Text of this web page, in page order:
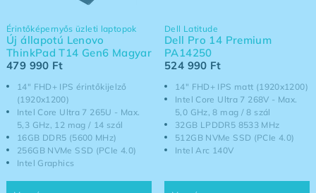
14" FHD+ IPS érintőkijelző
(1920x1200)
Intel Core Ultra 7 265U - Max.
5,3 GHz, 12 mag / 14 szál
16GB DDR5 (5600 MHz)
256GB NVMe SSD (PCIe 4.0)
Intel Graphics
Érintőképernyős üzleti laptopok
Új állapotú Lenovo
ThinkPad T14 Gen6 Magyar
479 990 Ft
14" FHD+ IPS matt (1920x1200)
Intel Core Ultra 7 268V - Max.
5,0 GHz, 8 mag / 8 szál
32GB LPDDR5 8533 MHz
512GB NVMe SSD (PCIe 4.0)
Intel Arc 140V
Dell Latitude
Dell Pro 14 Premium
PA14250
524 990 Ft